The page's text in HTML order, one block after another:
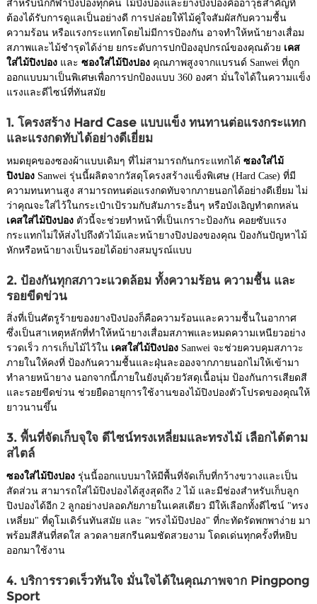
สำหรับนักกีฬาปิงปองทุกคน ไม้ปิงปองและยางปิงปองคืออาวุธสำคัญที่
ต้องได้รับการดูแลเป็นอย่างดี การปล่อยให้ไม้คู่ใจสัมผัสกับความชื้น
ความร้อน หรือแรงกระแทกโดยไม่มีการป้องกัน อาจทำให้หน้ายางเสื่อม
สภาพและไม้ชำรุดได้ง่าย ยกระดับการปกป้องอุปกรณ์ของคุณด้วย เคส
ใส่ไม้ปิงปอง และ ซองใส่ไม้ปิงปอง คุณภาพสูงจากแบรนด์ Sanwei ที่ถูก
ออกแบบมาเป็นพิเศษเพื่อการปกป้องแบบ 360 องศา มั่นใจได้ในความแข็ง
แรงและดีไซน์ที่ทันสมัย
1. โครงสร้าง Hard Case แบบแข็ง ทนทานต่อแรงกระแทก
และแรงกดทับได้อย่างดีเยี่ยม
หมดยุคของซองผ้าแบบเดิมๆ ที่ไม่สามารถกันกระแทกได้ ซองใส่ไม้
ปิงปอง Sanwei รุ่นนี้ผลิตจากวัสดุโครงสร้างแข็งพิเศษ (Hard Case) ที่มี
ความทนทานสูง สามารถทนต่อแรงกดทับจากภายนอกได้อย่างดีเยี่ยม ไม่
ว่าคุณจะใส่ไว้ในกระเป๋าเป้รวมกับสัมภาระอื่นๆ หรือบังเอิญทำตกหล่น
เคสใส่ไม้ปิงปอง ตัวนี้จะช่วยทำหน้าที่เป็นเกราะป้องกัน คอยซับแรง
กระแทกไม่ให้ส่งไปถึงตัวไม้และหน้ายางปิงปองของคุณ ป้องกันปัญหาไม้
หักหรือหน้ายางเป็นรอยได้อย่างสมบูรณ์แบบ
2. ป้องกันทุกสภาวะแวดล้อม ทั้งความร้อน ความชื้น และ
รอยขีดข่วน
สิ่งที่เป็นศัตรูร้ายของยางปิงปองก็คือความร้อนและความชื้นในอากาศ
ซึ่งเป็นสาเหตุหลักที่ทำให้หน้ายางเสื่อมสภาพและหมดความเหนียวอย่าง
รวดเร็ว การเก็บไม้ไว้ใน เคสใส่ไม้ปิงปอง Sanwei จะช่วยควบคุมสภาวะ
ภายในให้คงที่ ป้องกันความชื้นและฝุ่นละอองจากภายนอกไม่ให้เข้ามา
ทำลายหน้ายาง นอกจากนี้ภายในยังบุด้วยวัสดุเนื้อนุ่ม ป้องกันการเสียดสี
และรอยขีดข่วน ช่วยยืดอายุการใช้งานของไม้ปิงปองตัวโปรดของคุณให้
ยาวนานขึ้น
3. พื้นที่จัดเก็บจุใจ ดีไซน์ทรงเหลี่ยมและทรงไม้ เลือกได้ตาม
สไตล์
ซองใส่ไม้ปิงปอง รุ่นนี้ออกแบบมาให้มีพื้นที่จัดเก็บที่กว้างขวางและเป็น
สัดส่วน สามารถใส่ไม้ปิงปองได้สูงสุดถึง 2 ไม้ และมีช่องสำหรับเก็บลูก
ปิงปองได้อีก 2 ลูกอย่างปลอดภัยภายในเคสเดียว มีให้เลือกทั้งดีไซน์ "ทรง
เหลี่ยม" ที่ดูโมเดิร์นทันสมัย และ "ทรงไม้ปิงปอง" ที่กะทัดรัดพกพาง่าย มา
พร้อมสีสันที่สดใส ลวดลายสกรีนคมชัดสวยงาม โดดเด่นทุกครั้งที่หยิบ
ออกมาใช้งาน
4. บริการรวดเร็วทันใจ มั่นใจได้ในคุณภาพจาก Pingpong
Sport